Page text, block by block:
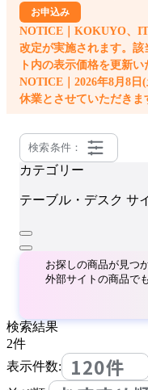
お申込み
NOTICE｜KOKUYO、
改定が実施されます。
ト内の表示価格を更新
NOTICE｜2026年8月8日
休業とさせていただきま
検索条件：
カテゴリー
テーブル・デスク サ
お探しの商品が見つ
外部サイトの商品で
検索結果
2件
表示件数:
120件